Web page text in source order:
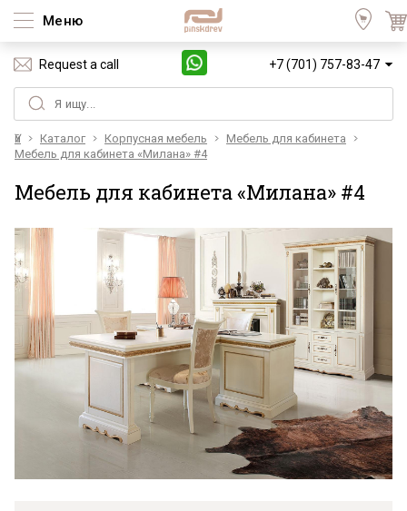
Меню
Request a call +7 (701) 757-83-47
Үй Каталог Корпусная мебель
Мебель для кабинета
Мебель для кабинета «Милана» #4
Мебель для кабинета «Милана» #4